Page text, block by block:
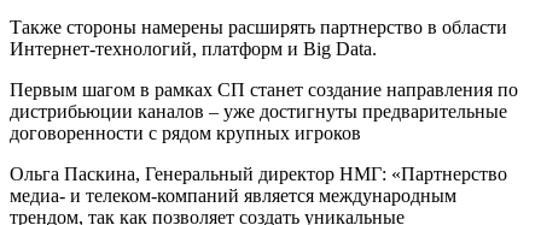
Также стороны намерены расширять партнерство в области
Интернет-технологий, платформ и Big Data.
Первым шагом в рамках СП станет создание направления по
дистрибьюции каналов – уже достигнуты предварительные
договоренности с рядом крупных игроков
Ольга Паскина, Генеральный директор НМГ: «Партнерство
медиа- и телеком-компаний является международным
трендом, так как позволяет создать уникальные